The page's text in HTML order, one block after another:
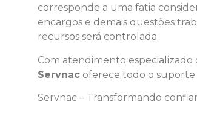
corresponde a uma fatia
encargos e demais questões
recursos será controlada.
Com atendimento especializado
Servnac oferece todo o suporte
Servnac – Transformando